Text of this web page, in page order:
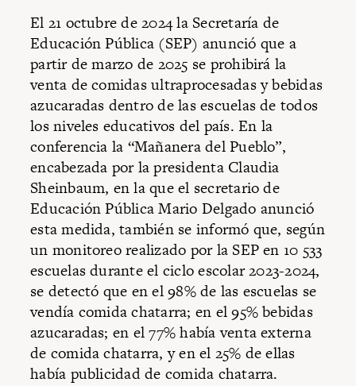
El 21 octubre de 2024 la Secretaría de
Educación Pública (SEP) anunció que a
partir de marzo de 2025 se prohibirá la
venta de comidas ultraprocesadas y bebidas
azucaradas dentro de las escuelas de todos
los niveles educativos del país. En la
conferencia la “Mañanera del Pueblo”,
encabezada por la presidenta Claudia
Sheinbaum, en la que el secretario de
Educación Pública Mario Delgado anunció
esta medida, también se informó que, según
un monitoreo realizado por la SEP en 10 533
escuelas durante el ciclo escolar 2023-2024,
se detectó que en el 98% de las escuelas se
vendía comida chatarra; en el 95% bebidas
azucaradas; en el 77% había venta externa
de comida chatarra, y en el 25% de ellas
había publicidad de comida chatarra.